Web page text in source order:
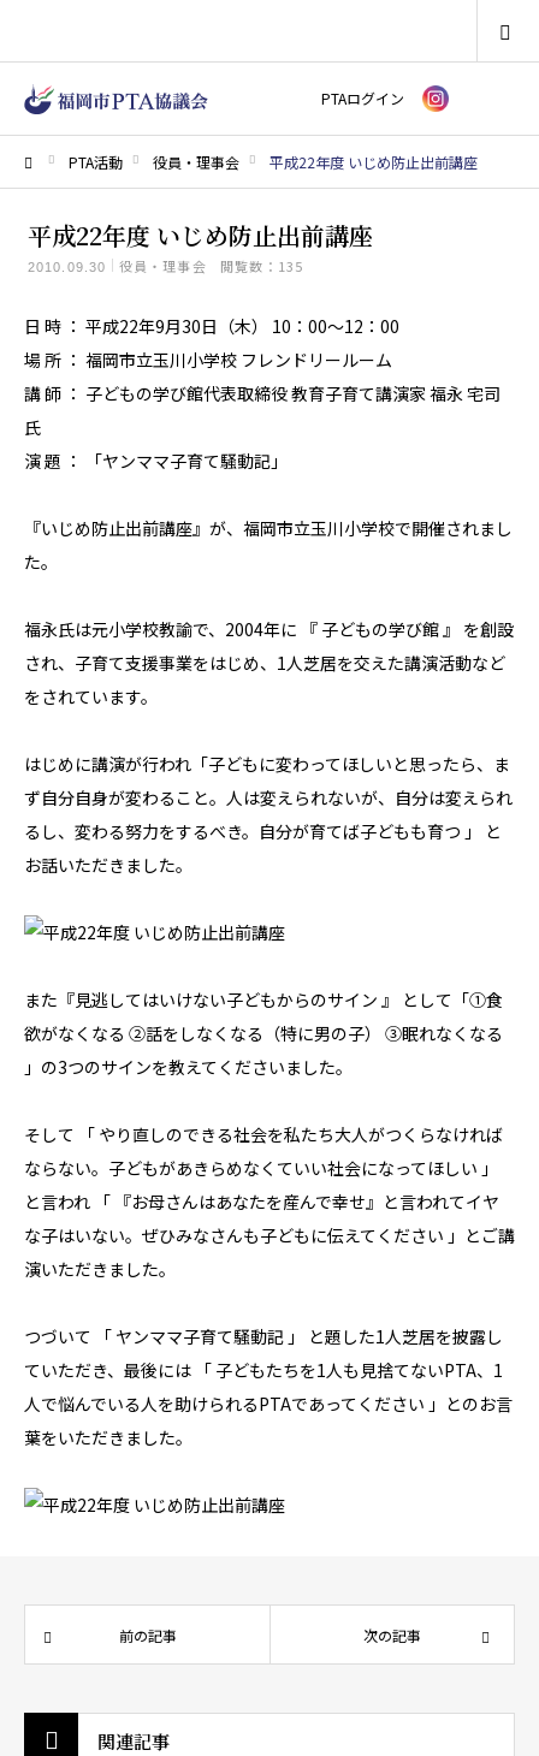
PTAログイン
PTA活動 役員・理事会 平成22年度 いじめ防止出前講座
平成22年度 いじめ防止出前講座
2010.09.30 役員・理事会 閲覧数：135
日 時 ： 平成22年9月30日（木） 10：00～12：00
場 所 ： 福岡市立玉川小学校 フレンドリールーム
講 師 ： 子どもの学び館代表取締役 教育子育て講演家 福永 宅司
氏
演 題 ： 「ヤンママ子育て騒動記」
『いじめ防止出前講座』が、福岡市立玉川小学校で開催されまし
た。
福永氏は元小学校教諭で、2004年に 『 子どもの学び館 』 を創設
され、子育て支援事業をはじめ、1人芝居を交えた講演活動など
をされています。
はじめに講演が行われ「子どもに変わってほしいと思ったら、ま
ず自分自身が変わること。人は変えられないが、自分は変えられ
るし、変わる努力をするべき。自分が育てば子どもも育つ 」 と
お話いただきました。
また『見逃してはいけない子どもからのサイン 』 として「①食
欲がなくなる ②話をしなくなる（特に男の子） ③眠れなくなる
」の3つのサインを教えてくださいました。
そして 「 やり直しのできる社会を私たち大人がつくらなければ
ならない。子どもがあきらめなくていい社会になってほしい 」
と言われ 「 『お母さんはあなたを産んで幸せ』と言われてイヤ
な子はいない。ぜひみなさんも子どもに伝えてください 」とご講
演いただきました。
つづいて 「 ヤンママ子育て騒動記 」 と題した1人芝居を披露し
ていただき、最後には 「 子どもたちを1人も見捨てないPTA、1
人で悩んでいる人を助けられるPTAであってください 」とのお言
葉をいただきました。
前の記事 次の記事
関連記事